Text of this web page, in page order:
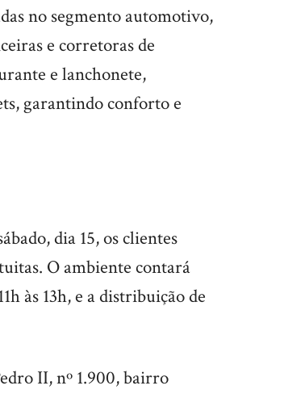
no segmento automotivo,
e corretoras de
e lanchonete,
garantindo conforto e
dia 15, os clientes
O ambiente contará
às 13h, e a distribuição de
II, nº 1.900, bairro